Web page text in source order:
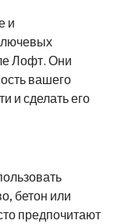
и
Лофт. Они
вашего
и сделать его
бетон или
предпочитают